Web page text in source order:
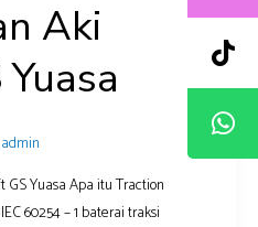
Aki
admin
Yuasa Apa itu Traction
60254 – 1 baterai traksi